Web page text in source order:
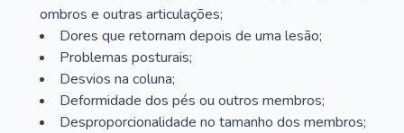
ombros e outras articulações;
Dores que retornam depois de uma lesão;
Problemas posturais;
Desvios na coluna;
Deformidade dos pés ou outros membros;
Desproporcionalidade no tamanho dos membros;